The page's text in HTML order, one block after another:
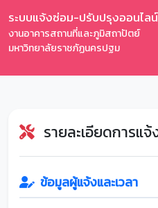
ระบบแจ้งซ่อม-ปรับปรุงออนไลน์
งานอาคารสถานที่และภูมิสถาปัตย์
มหาวิทยาลัยราชภัฏนครปฐม
รายละเอียดการแ
ข้อมูลผู้แจ้งและเวลา